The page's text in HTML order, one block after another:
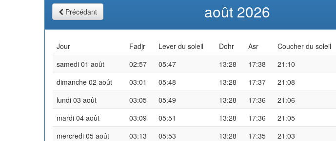
Précédant août 2026
Jour Fadjr Lever du soleil Dohr Asr Coucher du soleil
samedi 01 août
02:57 05:47 13:28 17:38 21:10
dimanche 02 août
03:01 05:48 13:28 17:37 21:08
lundi 03 août
03:05 05:49 13:28 17:36 21:06
mardi 04 août
03:09 05:51 13:28 17:36 21:05
mercredi 05 août
03:13 05:53 13:28 17:35 21:03